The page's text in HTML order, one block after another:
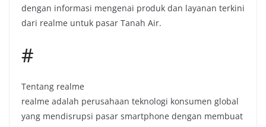
dengan informasi mengenai produk dan layanan terkini
dari realme untuk pasar Tanah Air.
#
Tentang realme
realme adalah perusahaan teknologi konsumen global
yang mendisrupsi pasar smartphone dengan membuat